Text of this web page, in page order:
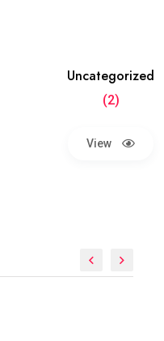
Uncategorized
(2)
View